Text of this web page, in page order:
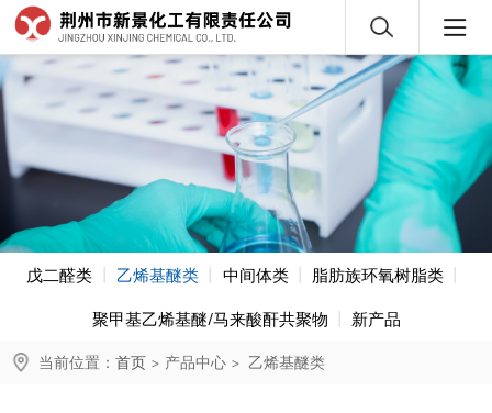
戊二醛类 乙烯基醚类 中间体类 脂肪族环氧树脂类
聚甲基乙烯基醚/马来酸酐共聚物 新产品
当前位置： 首页 > 产品中心 > 乙烯基醚类